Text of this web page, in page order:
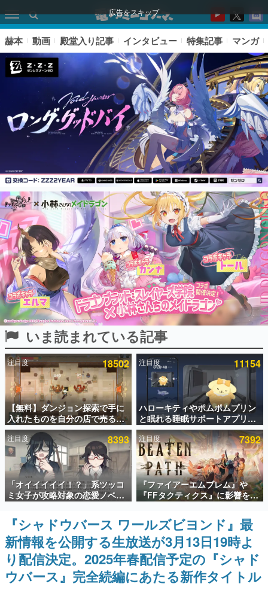
広告をスキップ
ピックアップ
電ファミのいま読まれている記事ランキング
アプリセール情報
インタビュー
連載・特集一覧
殿堂入り記事
SNS拡散数が数千以上！ ページビュー数万以上！ などな
ど。多くの人々に読まれた、電ファミ渾身の“殿堂入り”記
事をまとめました。
ゲームの企画書
名作ゲームクリエイターの方々に製作時のエピソードをお
聞きし、ヒットする企画（ゲーム）とは何か？を探ってい
きます。
赫本
この物語を解いてはいけない。『赫本』は、〈試験問題〉
の形をした短編ホラー小説集です。
新世代に訊く
これからのデジタルゲーム市場を担う若きクリエイター達
の姿を追い、彼らのルーツと情熱を探っていきます。
ゲーム世代の作家たち
ゲームに多大な影響を受けた作家さんに取材し、ゲームが
日本のコンテンツ産業やカルチャーに与えた影響を探る企
画です。
日本モバイルゲーム産業史
日本のモバイルゲーム史における主要なトピック・タイト
赫本 動画 殿堂入り記事 インタビュー 特集記事 マンガ
いま読まれている記事
注目度 18502
【無料】ダンジョン探索で手に
入れたものを自分の店で売るゲ
ーム『Moonlighter』がSteam
にて無料配布中！続編
『Moonlighter 2』の9月2日正
式リリースを記念したキャンペ
ーン
注目度 11154
ハローキティやポムポムプリン
と眠れる睡眠サポートアプリ
『ゆめたび』が配信中。キャラ
ごとのASMRや目覚ましアラー
ムも搭載
注目度 8393
「オイイイイイ！？」系ツッコ
ミ女子が攻略対象の恋愛ノベル
ゲーム『美術部カノジョ』
Steamストアページが公開。
「お前らーそろそろ自重しろ
ー？＾＾」暗黒微笑の夢女子
や、萌え声不思議ちゃん女子と
青春を謳歌
注目度 7392
『ファイアーエムブレム』や
『FFタクティクス』に影響を受
けた新作戦略RPG『Beaten
Path』2027年に発売へ。
PC（Steam）、PS5、Xbox、
Switch向けにリリース予定
『シャドウバース ワールズビヨンド』最
新情報を公開する生放送が3月13日19時よ
り配信決定。2025年春配信予定の『シャド
ウバース』完全続編にあたる新作タイトル